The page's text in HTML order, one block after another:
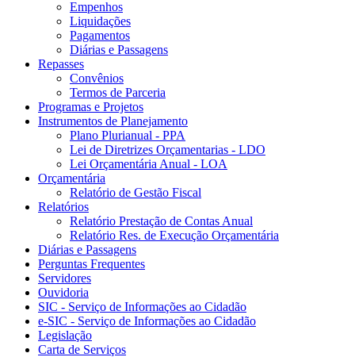
Empenhos
Liquidações
Pagamentos
Diárias e Passagens
Repasses
Convênios
Termos de Parceria
Programas e Projetos
Instrumentos de Planejamento
Plano Plurianual - PPA
Lei de Diretrizes Orçamentarias - LDO
Lei Orçamentária Anual - LOA
Orçamentária
Relatório de Gestão Fiscal
Relatórios
Relatório Prestação de Contas Anual
Relatório Res. de Execução Orçamentária
Diárias e Passagens
Perguntas Frequentes
Servidores
Ouvidoria
SIC - Serviço de Informações ao Cidadão
e-SIC - Serviço de Informações ao Cidadão
Legislação
Carta de Serviços